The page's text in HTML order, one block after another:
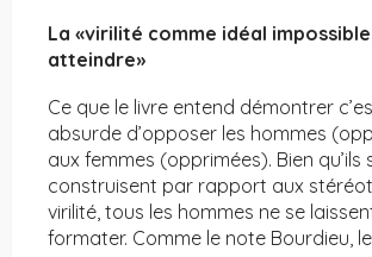
La «virilité comme idéal
atteindre»
Ce que le livre entend démontrer
absurde d’opposer les hommes
aux femmes (opprimées). Bien qu’ils
construisent par rapport aux
virilité, tous les hommes ne se
formater. Comme le note Bourdieu,